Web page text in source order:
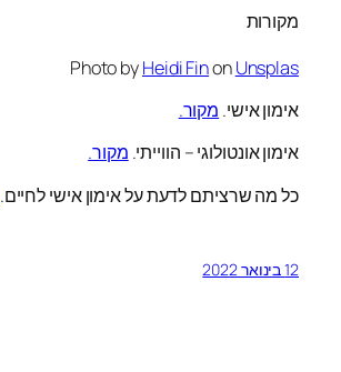
מקורות
Photo byHeidi FinonUnsplas
אימון אישי. מקור.
אימון אונטולוגי – הווייתי. מקור.
כל מה שרציתם לדעת על אימון אישי לחיים.
12 בינואר 2022